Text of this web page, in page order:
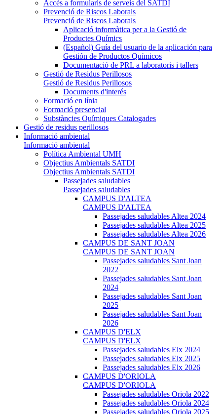
Accés a formularis de serveis del SATDI
Prevenció de Riscos Laborals
Prevenció de Riscos Laborals
Aplicació informàtica per a la Gestió de
Productes Químics
(Español) Guía del usuario de la aplicación para
Gestión de Productos Químicos
Documentació de PRL a laboratoris i tallers
Gestió de Residus Perillosos
Gestió de Residus Perillosos
Documents d'interés
Formació en línia
Formació presencial
Substàncies Químiques Catalogades
Gestió de residus perillosos
Informació ambiental
Informació ambiental
Política Ambiental UMH
Objectius Ambientals SATDI
Objectius Ambientals SATDI
Passejades saludables
Passejades saludables
CAMPUS D'ALTEA
CAMPUS D'ALTEA
Passejades saludables Altea 2024
Passejades saludables Altea 2025
Passejades saludables Altea 2026
CAMPUS DE SANT JOAN
CAMPUS DE SANT JOAN
Passejades saludables Sant Joan
2022
Passejades saludables Sant Joan
2024
Passejades saludables Sant Joan
2025
Passejades saludables Sant Joan
2026
CAMPUS D'ELX
CAMPUS D'ELX
Passejades saludables Elx 2024
Passejades saludables Elx 2025
Passejades saludables Elx 2026
CAMPUS D'ORIOLA
CAMPUS D'ORIOLA
Passejades saludables Oriola 2022
Passejades saludables Oriola 2024
Passejades saludables Oriola 2025